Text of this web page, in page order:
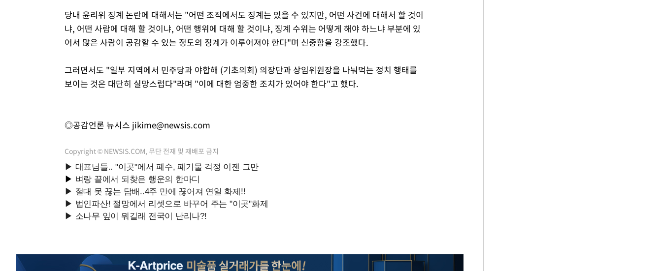
당내 윤리위 징계 논란에 대해서는 "어떤 조직에서도 징계는 있을 수 있지만, 어떤 사건에 대해서 할 것이
냐, 어떤 사람에 대해 할 것이냐, 어떤 행위에 대해 할 것이냐, 징계 수위는 어떻게 해야 하느냐 부분에 있
어서 많은 사람이 공감할 수 있는 정도의 징계가 이루어져야 한다"며 신중함을 강조했다.
그러면서도 "일부 지역에서 민주당과 야합해 (기초의회) 의장단과 상임위원장을 나눠먹는 정치 행태를
보이는 것은 대단히 실망스럽다"라며 "이에 대한 엄중한 조치가 있어야 한다"고 했다.
◎공감언론 뉴시스 jikime@newsis.com
Copyright © NEWSIS.COM, 무단 전재 및 재배포 금지